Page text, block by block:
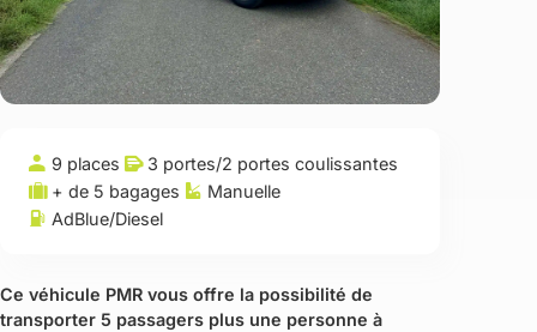
9 places 3 portes/2 portes coulissantes
+ de 5 bagages
Manuelle
AdBlue/Diesel
Ce véhicule PMR vous offre la possibilité de
transporter 5 passagers plus une personne à